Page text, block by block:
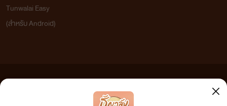
Tunwalai Easy
(สำหรับ Android)
เว็บไซต์แห่งนี้ไม่ได้เห็นด้วยและไม่ขอรับผิดชอบต่อข้อความใดๆ ทั้งสิ้น ดังนั้นผู้อ่านทุกท่านโปรดใช้